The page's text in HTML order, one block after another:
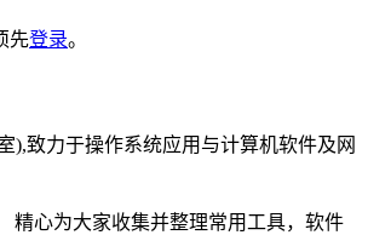
先登录。
),致力于操作系统应用与计算机软件及网
精心为大家收集并整理常用工具，软件